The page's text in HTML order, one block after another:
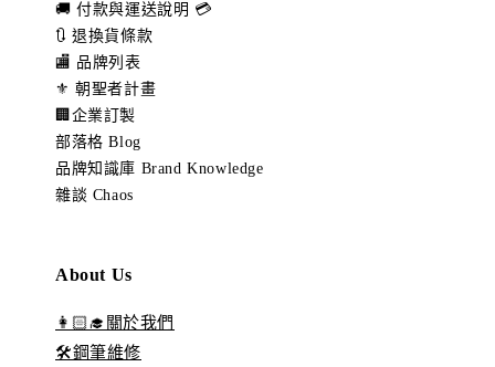
🚚 付款與運送說明 💳
🔃 退換貨條款
🏬 品牌列表
⚜️ 朝聖者計畫
🏢企業訂製
部落格 Blog
品牌知識庫 Brand Knowledge
雜談 Chaos
About Us
👩🏻‍🎓關於我們
🛠️鋼筆維修